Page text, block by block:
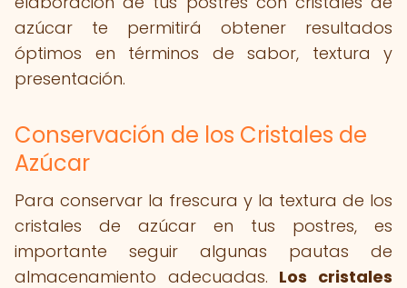
azúcar te permitirá obtener resultados
óptimos en términos de sabor, textura y
presentación.
Conservación de los Cristales de
Azúcar
Para conservar la frescura y la textura de los
cristales de azúcar en tus postres, es
importante seguir algunas pautas de
almacenamiento adecuadas. Los cristales